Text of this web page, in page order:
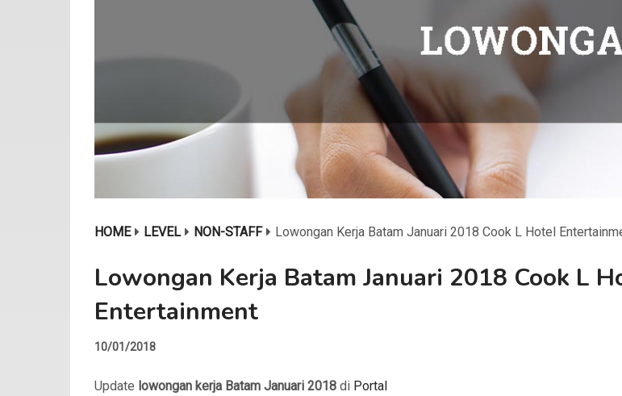
HOME LEVEL NON-STAFF Lowongan Kerja Batam Januari 2018 Cook L Hotel
Lowongan Kerja Batam Januari 2018 Cook L
Entertainment
10/01/2018
Update lowongan kerja Batam Januari 2018 di Portal